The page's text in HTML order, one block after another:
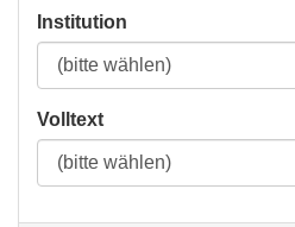
Institution
Volltext